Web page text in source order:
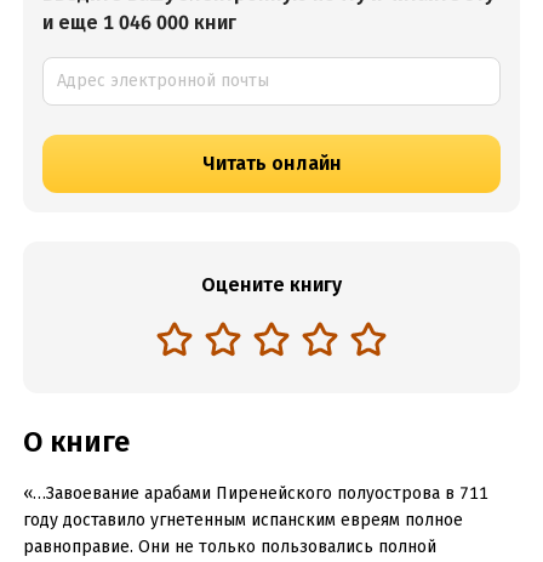
и еще 1 046 000 книг
Читать онлайн
Оцените книгу
О книге
«…Завоевание арабами Пиренейского полуострова в 711
году доставило угнетенным испанским евреям полное
равноправие. Они не только пользовались полной